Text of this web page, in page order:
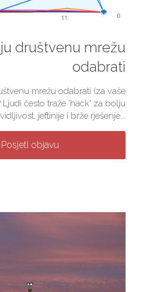
društvenu mrežu
odabrati
mrežu odabrati (za vaše
Ljudi često traže 'hack' za bolju
vidljivost, jeftinije i brže rješenje...
Posjeti objavu